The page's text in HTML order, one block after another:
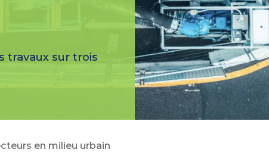
travaux sur trois
en milieu urbain